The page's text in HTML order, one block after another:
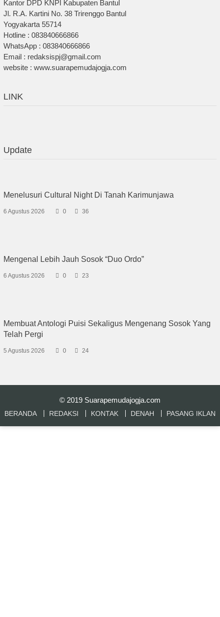
Kantor DPD KNPI Kabupaten Bantul
Jl. R.A. Kartini No. 38 Trirenggo Bantul
Yogyakarta 55714
Hotline : 083840666866
WhatsApp : 083840666866
Email : redaksispj@gmail.com
website : www.suarapemudajogja.com
LINK
Update
Menelusuri Cultural Night Di Tanah Karimunjawa
6 Agustus 2026 0 36
Mengenal Lebih Jauh Sosok “Duo Ordo”
6 Agustus 2026 0 23
Membuat Antologi Puisi Sekaligus Mengenang Sosok Yang
Telah Pergi
5 Agustus 2026 0 24
© 2019 Suarapemudajogja.com
BERANDA REDAKSI KONTAK DENAH PASANG IKLAN